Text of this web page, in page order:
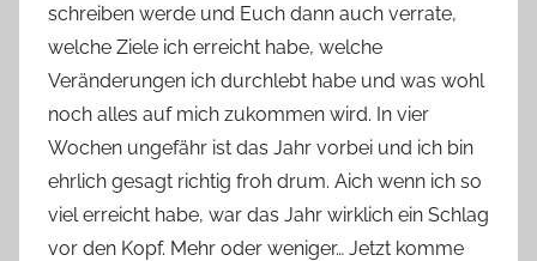
n
e
schreiben werde und Euch dann auch verrate,
welche Ziele ich erreicht habe, welche
Veränderungen ich durchlebt habe und was wohl
noch alles auf mich zukommen wird. In vier
Wochen ungefähr ist das Jahr vorbei und ich bin
ehrlich gesagt richtig froh drum. Aich wenn ich so
viel erreicht habe, war das Jahr wirklich ein Schlag
vor den Kopf. Mehr oder weniger… Jetzt komme